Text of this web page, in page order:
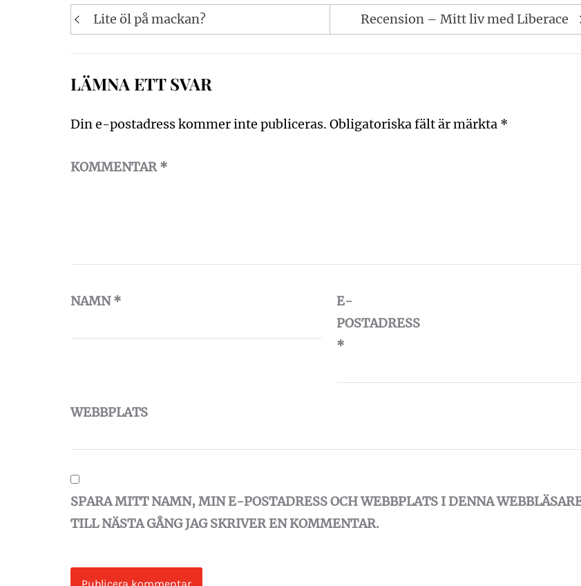
Inläggsnavigering
Lite öl på mackan? Recension – Mitt liv med Liberace
LÄMNA ETT SVAR
Din e-postadress kommer inte publiceras. Obligatoriska fält är märkta *
KOMMENTAR*
NAMN*
E-
POSTADRESS
*
WEBBPLATS
SPARA MITT NAMN, MIN E-POSTADRESS OCH WEBBPLATS I DENNA
TILL NÄSTA GÅNG JAG SKRIVER EN KOMMENTAR.